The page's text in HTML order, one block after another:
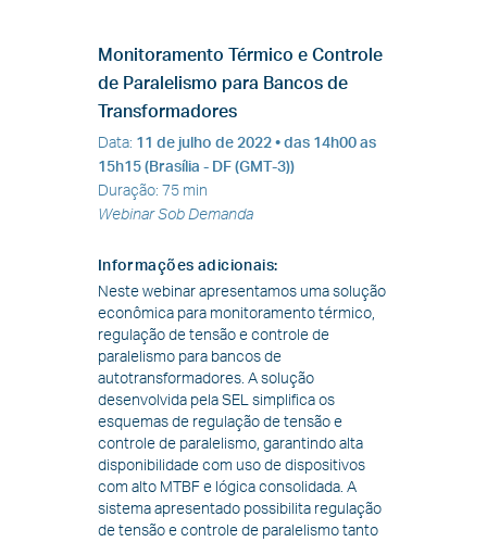
Monitoramento Térmico e Controle
de Paralelismo para Bancos de
Transformadores
Data: 11 de julho de 2022 • das 14h00 as
15h15 (Brasília - DF (GMT-3))
Duração: 75 min
Webinar Sob Demanda
Informações adicionais:
Neste webinar apresentamos uma solução
econômica para monitoramento térmico,
regulação de tensão e controle de
paralelismo para bancos de
autotransformadores. A solução
desenvolvida pela SEL simplifica os
esquemas de regulação de tensão e
controle de paralelismo, garantindo alta
disponibilidade com uso de dispositivos
com alto MTBF e lógica consolidada. A
sistema apresentado possibilita regulação
de tensão e controle de paralelismo tanto